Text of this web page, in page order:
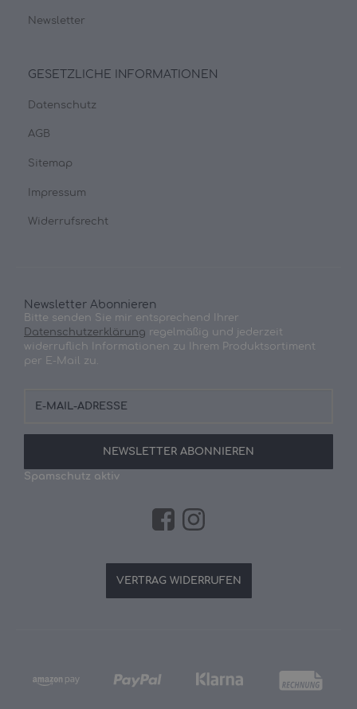
Newsletter
GESETZLICHE INFORMATIONEN
Datenschutz
AGB
Sitemap
Impressum
Widerrufsrecht
Newsletter Abonnieren
Bitte senden Sie mir entsprechend Ihrer
Datenschutzerklärung regelmäßig und jederzeit
widerruflich Informationen zu Ihrem Produktsortiment
per E-Mail zu.
Mail-
NEWSLETTER ABONNIEREN
Spamschutz aktiv
VERTRAG WIDERRUFEN